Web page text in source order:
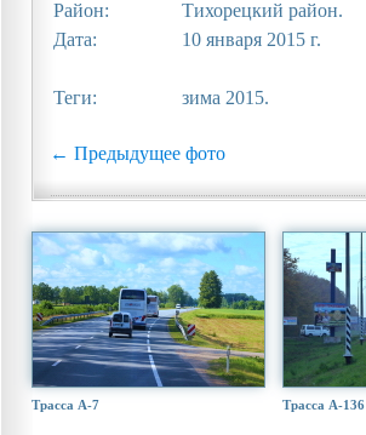
Район:
Тихорецкий район.
Дата:
10 января 2015 г.
Теги: зима 2015.
← Предыдущее фото
Трасса А-7 Трасса А-136